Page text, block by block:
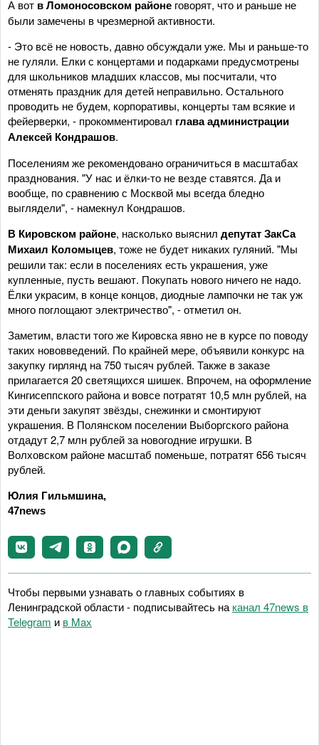
А вот в Ломоносовском районе говорят, что и раньше не
были замечены в чрезмерной активности.
- Это всё не новость, давно обсуждали уже. Мы и раньше-то
не гуляли. Елки с концертами и подарками предусмотрены
для школьников младших классов, мы посчитали, что
отменять праздник для детей неправильно. Остального
проводить не будем, корпоративы, концерты там всякие и
фейерверки, - прокомментировал глава администрации
Алексей Кондрашов.
Поселениям же рекомендовано ограничиться в масштабах
празднования. "У нас и ёлки-то не везде ставятся. Да и
вообще, по сравнению с Москвой мы всегда бледно
выглядели", - намекнул Кондрашов.
В Кировском районе, насколько выяснил депутат ЗакСа
Михаил Коломыцев, тоже не будет никаких гуляний. "Мы
решили так: если в поселениях есть украшения, уже
купленные, пусть вешают. Покупать нового ничего не надо.
Ёлки украсим, в конце концов, диодные лампочки не так уж
много поглощают электричество", - отметил он.
Заметим, власти того же Кировска явно не в курсе по поводу
таких нововведений. По крайней мере, объявили конкурс на
закупку гирлянд на 750 тысяч рублей. Также в заказе
прилагается 20 светящихся шишек. Впрочем, на оформление
Кингисеппского района и вовсе потратят 10,5 млн рублей, на
эти деньги закупят звёзды, снежинки и смонтируют
украшения. В Полянском поселении Выборгского района
отдадут 2,7 млн рублей за новогодние игрушки. В
Волховском районе масштаб поменьше, потратят 656 тысяч
рублей.
Юлия Гильмшина,
47news
Чтобы первыми узнавать о главных событиях в
Ленинградской области - подписывайтесь на канал 47news в
Telegram и в Maх